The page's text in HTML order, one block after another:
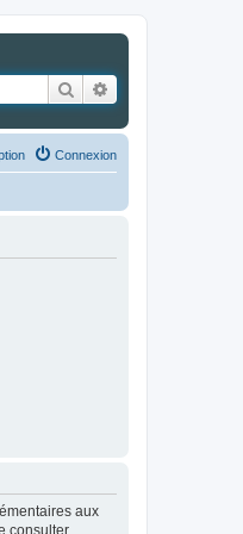
Rechercher
Connexion
aux
consulter